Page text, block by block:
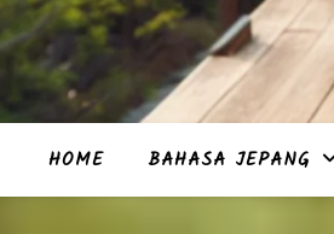
HOME BAHASA JEPANG